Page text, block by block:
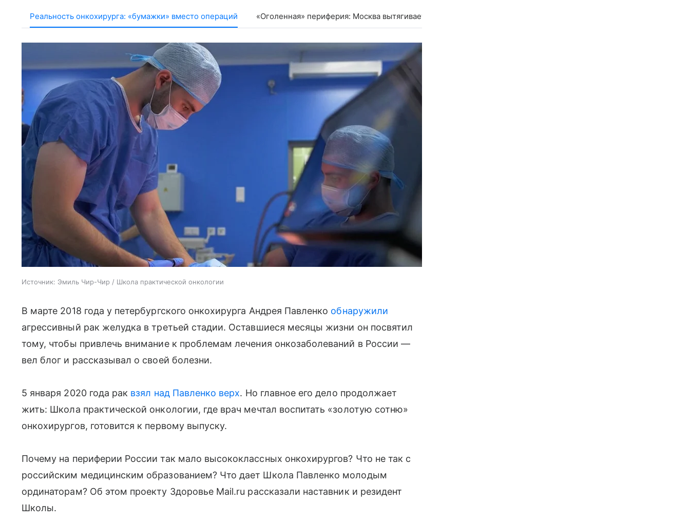
Реальность онкохирурга: «бумажки» вместо операций «Оголенная» периферия: Москва вытягивает кадры
Источник: Эмиль Чир-Чир / Школа практической онкологии
В марте 2018 года у петербургского онкохирурга Андрея Павленко обнаружили
агрессивный рак желудка в третьей стадии. Оставшиеся месяцы жизни он посвятил
тому, чтобы привлечь внимание к проблемам лечения онкозаболеваний в России —
вел блог и рассказывал о своей болезни.
5 января 2020 года рак взял над Павленко верх. Но главное его дело продолжает
жить: Школа практической онкологии, где врач мечтал воспитать «золотую сотню»
онкохирургов, готовится к первому выпуску.
Почему на периферии России так мало высококлассных онкохирургов? Что не так с
российским медицинским образованием? Что дает Школа Павленко молодым
ординаторам? Об этом проекту Здоровье Mail.ru рассказали наставник и резидент
Школы.